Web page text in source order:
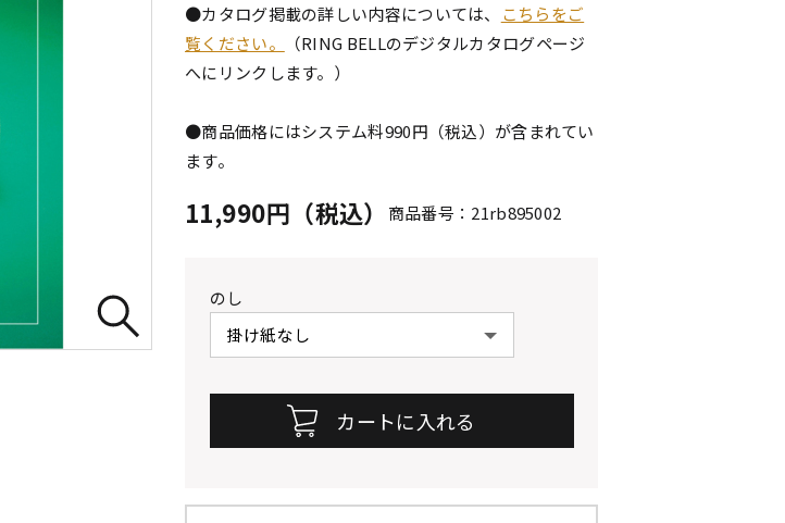
●カタログ掲載の詳しい内容については、
こちらをご
覧ください。
（RING BELLのデジタルカタログページ
へにリンクします。）
●商品価格にはシステム料990円（税込）が含まれてい
ます。
11,990円（税込） 商品番号：21rb895002
のし